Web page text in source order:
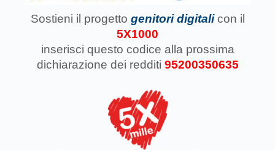
Sostieni il progetto genitori digitali con il
5X1000
inserisci questo codice alla prossima
dichiarazione dei redditi 95200350635